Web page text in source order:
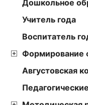
Дошкольное
Учитель года
Воспитатель
Формирование
Августовская